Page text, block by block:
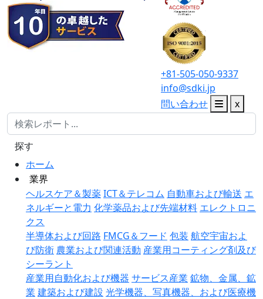
+81-505-050-9337
info@sdki.jp
問い合わせ
x
ホーム
業界
ヘルスケア＆製薬ICT＆テレコム 自動車および輸送 エ
ネルギーと電力 化学薬品および先端材料 エレクトロニ
クス
半導体および回路 FMCG＆フード 包装 航空宇宙およ
び防衛 農業および関連活動 産業用コーティング剤及び
シーラント
産業用自動化および機器 サービス産業 鉱物、金属、鉱
業 建築および建設 光学機器、写真機器、および医療機
探す